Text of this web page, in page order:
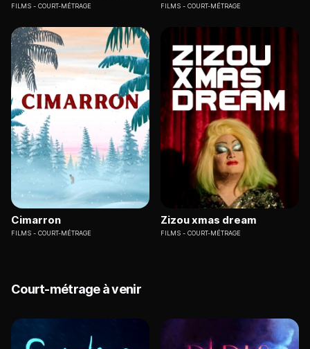
FILMS COURT-MÉTRAGE FILMS COURT-MÉTRAGE
Cimarron
FILMS COURT-MÉTRAGE
Zizou xmas dream
FILMS COURT-MÉTRAGE
Court-métrage à venir